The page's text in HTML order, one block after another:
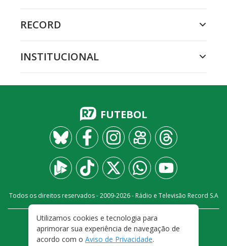
RECORD
INSTITUCIONAL
FUTEBOL
Todos os direitos reservados - 2009-2026- Rádio e Televisão Record S.A
FALE CONOSCO
PRIVACIDADE
TERMOS E CONDIÇÕES DE USO
Utilizamos cookies e tecnologia para
aprimorar sua experiência de navegação de
acordo com o Aviso de Privacidade.